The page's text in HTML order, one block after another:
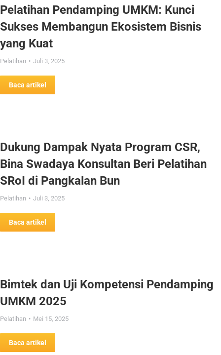
Pelatihan Pendamping UMKM: Kunci
Sukses Membangun Ekosistem Bisnis
yang Kuat
Pelatihan Juli 3, 2025
Baca artikel
Dukung Dampak Nyata Program CSR,
Bina Swadaya Konsultan Beri Pelatihan
SRoI di Pangkalan Bun
Pelatihan Juli 3, 2025
Baca artikel
Bimtek dan Uji Kompetensi Pendamping
UMKM 2025
Pelatihan Mei 15, 2025
Baca artikel